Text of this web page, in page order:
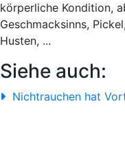
körperliche Kondition,
Geschmacksinns,
Husten, ...
Siehe auch:
Nichtrauchen hat